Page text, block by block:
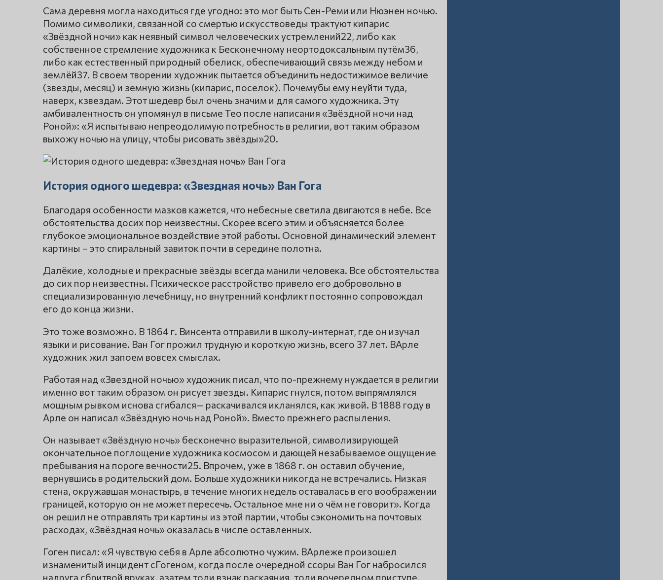
Сама деревня могла находиться где угодно: это мог быть Сен-Реми или Нюэнен ночью.
Помимо символики, связанной со смертью искусствоведы трактуют кипарис
«Звёздной ночи» как неявный символ человеческих устремлений22, либо как
собственное стремление художника к Бесконечному неортодоксальным путём36,
либо как естественный природный обелиск, обеспечивающий связь между небом и
землёй37. В своем творении художник пытается объединить недостижимое величие
(звезды, месяц) и земную жизнь (кипарис, поселок). Почемубы ему неуйти туда,
наверх, кзвездам. Этот шедевр был очень значим и для самого художника. Эту
амбивалентность он упомянул в письме Тео после написания «Звёздной ночи над
Роной»: «Я испытываю непреодолимую потребность в религии, вот таким образом
выхожу ночью на улицу, чтобы рисовать звёзды»20.
История одного шедевра: «Звездная ночь» Ван Гога
Благодаря особенности мазков кажется, что небесные светила двигаются в небе. Все
обстоятельства досих пор неизвестны. Скорее всего этим и объясняется более
глубокое эмоциональное воздействие этой работы. Основной динамический элемент
картины – это спиральный завиток почти в середине полотна.
Далёкие, холодные и прекрасные звёзды всегда манили человека. Все обстоятельства
до сих пор неизвестны. Психическое расстройство привело его добровольно в
специализированную лечебницу, но внутренний конфликт постоянно сопровождал
его до конца жизни.
Это тоже возможно. В 1864 г. Винсента отправили в школу-интернат, где он изучал
языки и рисование. Ван Гог прожил трудную и короткую жизнь, всего 37 лет. ВАрле
художник жил запоем вовсех смыслах.
Работая над «Звездной ночью» художник писал, что по-прежнему нуждается в религии
именно вот таким образом он рисует звезды. Кипарис гнулся, потом выпрямлялся
мощным рывком иснова сгибался— раскачивался икланялся, как живой. В 1888 году в
Арле он написал «Звёздную ночь над Роной». Вместо прежнего распыления.
Он называет «Звёздную ночь» бесконечно выразительной, символизирующей
окончательное поглощение художника космосом и дающей незабываемое ощущение
пребывания на пороге вечности25. Впрочем, уже в 1868 г. он оставил обучение,
вернувшись в родительский дом. Больше художники никогда не встречались. Низкая
стена, окружавшая монастырь, в течение многих недель оставалась в его воображении
границей, которую он не может пересечь. Остальное мне ни о чём не говорит». Когда
он решил не отправлять три картины из этой партии, чтобы сэкономить на почтовых
расходах, «Звёздная ночь» оказалась в числе оставленных.
Гоген писал: «Я чувствую себя в Арле абсолютно чужим. ВАрлеже произошел
изнаменитый инцидент сГогеном, когда после очередной ссоры Ван Гог набросился
надруга сбритвой вруках, азатем толи взнак раскаяния, толи вочередном приступе,